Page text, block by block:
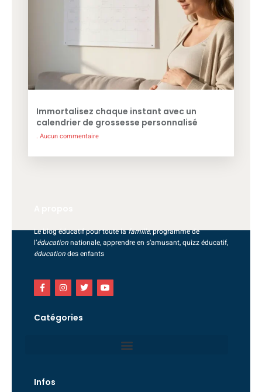
Immortalisez chaque instant avec un
calendrier de grossesse personnalisé
Aucun commentaire
Le blog éducatif pour toute lafamille, programme de
l’éducationnationale, apprendre en s’amusant, quizz éducatif,
éducationdes enfants
Catégories
Infos